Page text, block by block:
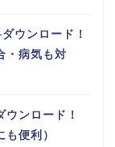
ウンロード！
・病気も対
ンロード！
便利）